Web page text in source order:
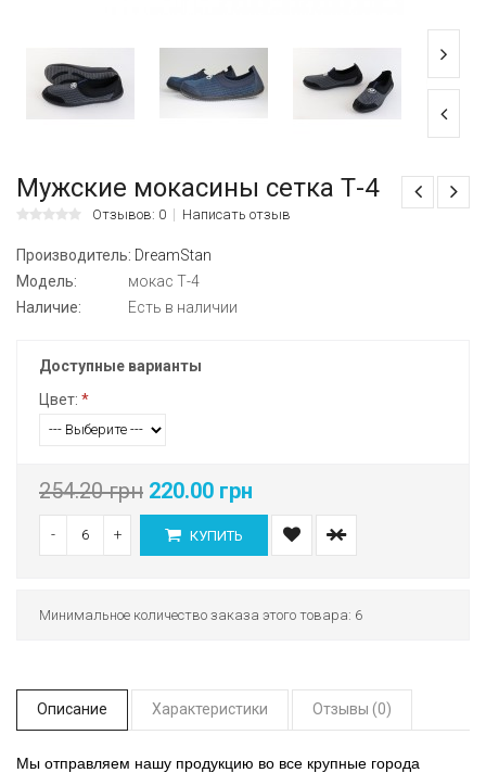
Мужские мокасины сетка Т-4
Отзывов: 0 Написать отзыв
Производитель: DreamStan
Модель:
мокас Т-4
Наличие:
Есть в наличии
Доступные варианты
Цвет: *
254.20 грн 220.00 грн
- + КУПИТЬ
Минимальное количество заказа этого товара: 6
Описание Характеристики Отзывы (0)
Мы отправляем нашу продукцию во все крупные города